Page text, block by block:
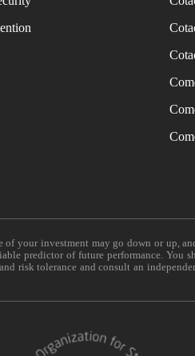
your investment may go down or up,
predictor of future performance.
risk tolerance and consult an